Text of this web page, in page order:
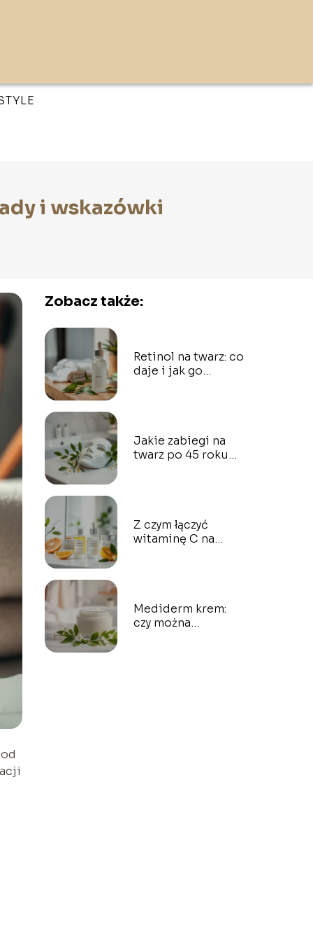
i wskazówki
Zobacz także:
Retinol na twarz: co
daje i jak go
Jakie zabiegi na
twarz po 45 roku
Z czym łączyć
witaminę C na
Mediderm krem:
czy można